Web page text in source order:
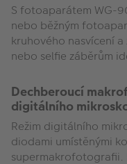
S fotoaparátem WG-
nebo běžným
kruhového nasvícení
nebo selfie záběrům
Dechberoucí
digitálního
Režim digitálního
diodami umístěnými
supermakrofotografii.